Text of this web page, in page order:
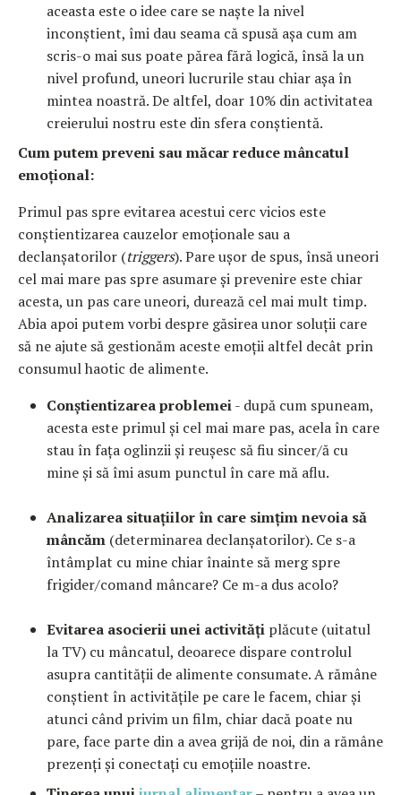
aceasta este o idee care se naște la nivel
inconștient, îmi dau seama că spusă așa cum am
scris-o mai sus poate părea fără logică, însă la un
nivel profund, uneori lucrurile stau chiar așa în
mintea noastră. De altfel, doar 10% din activitatea
creierului nostru este din sfera conștientă.
Cum putem preveni sau măcar reduce mâncatul
emoțional:
Primul pas spre evitarea acestui cerc vicios este
conștientizarea cauzelor emoționale sau a
declanșatorilor (triggers). Pare ușor de spus, însă uneori
cel mai mare pas spre asumare și prevenire este chiar
acesta, un pas care uneori, durează cel mai mult timp.
Abia apoi putem vorbi despre găsirea unor soluții care
să ne ajute să gestionăm aceste emoții altfel decât prin
consumul haotic de alimente.
Conștientizarea problemei- după cum spuneam,
acesta este primul și cel mai mare pas, acela în care
stau în fața oglinzii și reușesc să fiu sincer/ă cu
mine și să îmi asum punctul în care mă aflu.
Analizarea situațiilor în care simțim nevoia să
mâncăm (determinarea declanșatorilor). Ce s-a
întâmplat cu mine chiar înainte să merg spre
frigider/comand mâncare? Ce m-a dus acolo?
Evitarea asocierii unei activități plăcute (uitatul
la TV) cu mâncatul, deoarece dispare controlul
asupra cantității de alimente consumate. A rămâne
conștient în activitățile pe care le facem, chiar și
atunci când privim un film, chiar dacă poate nu
pare, face parte din a avea grijă de noi, din a rămâne
prezenți și conectați cu emoțiile noastre.